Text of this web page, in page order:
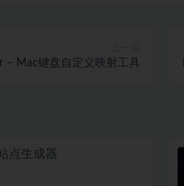
– Mac键盘自定义映射工具
点生成器